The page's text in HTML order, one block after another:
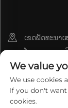
ເຂດພັດທະນາເ
ໂຈວ, ແຂວງເຫ
We value
We use cookies
If you don't
cookies.